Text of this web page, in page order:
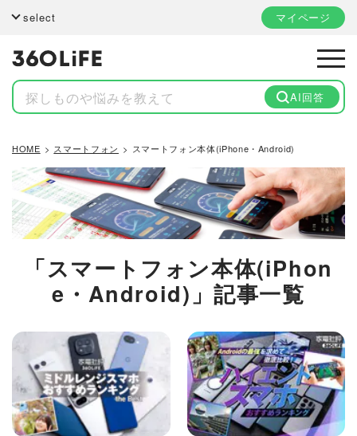
select マイページ
AI回答
HOME スマートフォン スマートフォン本体(iPhone・Android)
「スマートフォン本体(iPhon
e・Android)」記事一覧